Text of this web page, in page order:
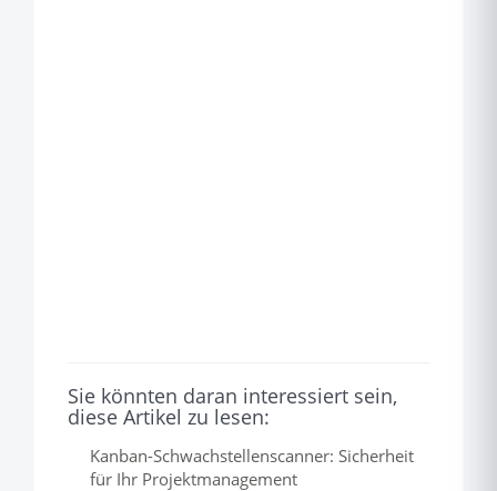
Sie könnten daran interessiert sein,
diese Artikel zu lesen:
Kanban-Schwachstellenscanner: Sicherheit
für Ihr Projektmanagement